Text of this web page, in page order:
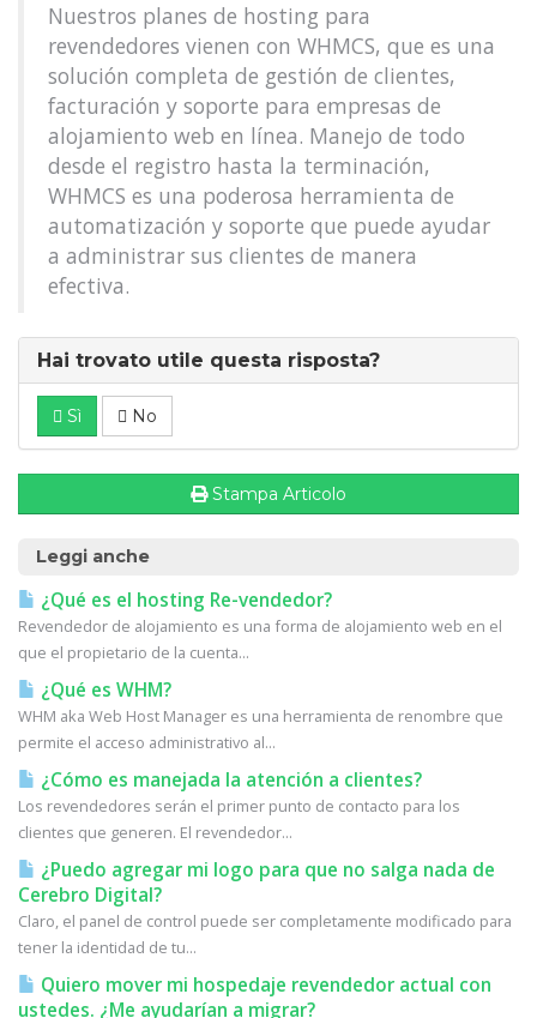
Nuestros planes de hosting para
revendedores vienen con WHMCS, que es una
solución completa de gestión de clientes,
facturación y soporte para empresas de
alojamiento web en línea. Manejo de todo
desde el registro hasta la terminación,
WHMCS es una poderosa herramienta de
automatización y soporte que puede ayudar
a administrar sus clientes de manera
efectiva.
Hai trovato utile questa risposta?
Sì No
Stampa Articolo
Leggi anche
¿Qué es el hosting Re-vendedor?
Revendedor de alojamiento es una forma de alojamiento web en el
que el propietario de la cuenta...
¿Qué es WHM?
WHM aka Web Host Manager es una herramienta de renombre que
permite el acceso administrativo al...
¿Cómo es manejada la atención a clientes?
Los revendedores serán el primer punto de contacto para los
clientes que generen. El revendedor...
¿Puedo agregar mi logo para que no salga nada de
Cerebro Digital?
Claro, el panel de control puede ser completamente modificado para
tener la identidad de tu...
Quiero mover mi hospedaje revendedor actual con
ustedes. ¿Me ayudarían a migrar?